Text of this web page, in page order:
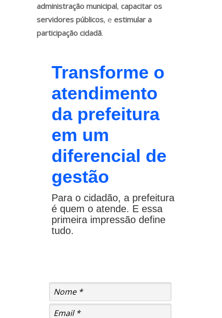
administração municipal, capacitar os
servidores públicos, e estimular a
participação cidadã.
Transforme o
atendimento
da prefeitura
em um
diferencial de
gestão
Para o cidadão, a prefeitura
é quem o atende. E essa
primeira impressão define
tudo.